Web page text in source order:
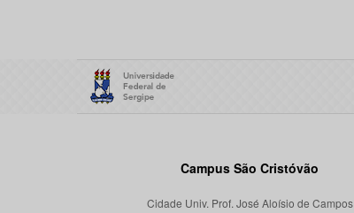
Campus São Cristóvão
Cidade Univ. Prof. José Aloísio de Campos